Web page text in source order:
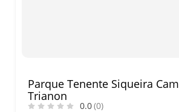
Parque Tenente Siqueira
Trianon
0.0(0)